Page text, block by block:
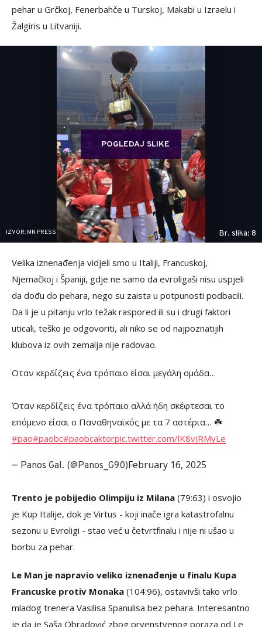
pehar u Grčkoj, Fenerbahče u Turskoj, Makabi u Izraelu i
Žalgiris u Litvaniji.
POGLEDAJ SLIKE
IZVOR: MN PRESS Br. slika: 8
Velika iznenađenja vidjeli smo u Italiji, Francuskoj,
Njemačkoj i Španiji, gdje ne samo da evroligaši nisu uspjeli
da dođu do pehara, nego su zaista u potpunosti podbacili.
Da li je u pitanju vrlo težak raspored ili su i drugi faktori
uticali, teško je odgovoriti, ali niko se od najpoznatijih
klubova iz ovih zemalja nije radovao.
Οταν κερδίζεις ένα τρόπαιο είσαι μεγάλη ομάδα…
Όταν κερδίζεις ένα τρόπαιο αλλά ήδη σκέφτεσαι το
επόμενο είσαι ο Παναθηναϊκός με τα 7 αστέρια… ☘️
#pao#paobc#paobcaktorpic.twitter.com/lK8vjRMyLe
— Panos Gal. (@Panos_G90)February 16, 2025
Trento je pobijedio Olimpiju iz Milana (79:63) i osvojio
je Kup Italije, dok je Virtus - koji inače igra katastrofalnu
sezonu u Evroligi - stao već u četvrtfinalu i nije ni ušao u
borbu za pehar.
Le Man je napravio veliko iznenađenje u finalu Kupa
Francuske protiv Monaka (104:96), ostavivši tako vrlo
mladog trenera Vasilisa Spanulisa bez pehara. Interesantno
je da je Saša Obradović zbog prvenstvenog poraza od Le